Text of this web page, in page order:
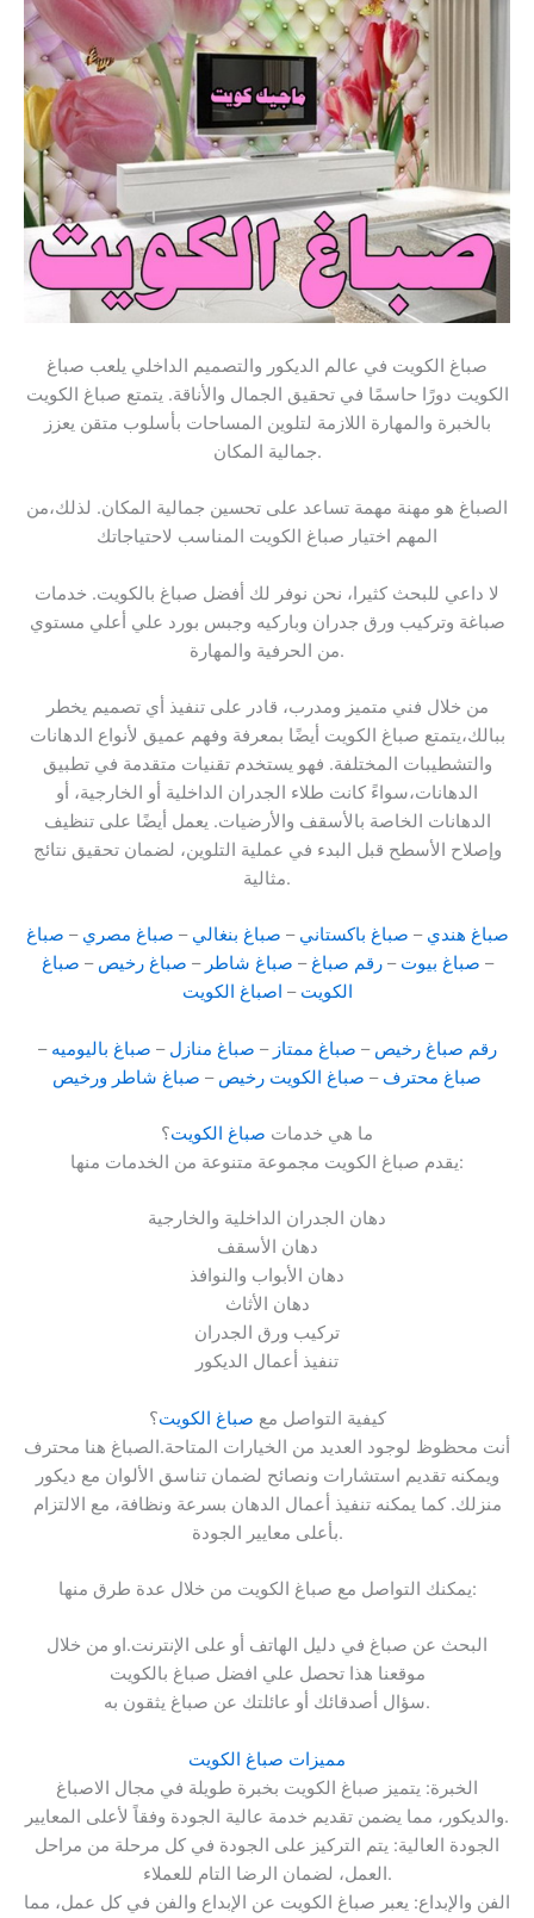
صباغ الكويت في عالم الديكور والتصميم الداخلي يلعب صباغ
الكويت دورًا حاسمًا في تحقيق الجمال والأناقة. يتمتع صباغ الكويت
بالخبرة والمهارة اللازمة لتلوين المساحات بأسلوب متقن يعزز
جمالية المكان.
الصباغ هو مهنة مهمة تساعد على تحسين جمالية المكان. لذلك،من
المهم اختيار صباغ الكويت المناسب لاحتياجاتك
لا داعي للبحث كثيرا، نحن نوفر لك أفضل صباغ بالكويت. خدمات
صباغة وتركيب ورق جدران وباركيه وجبس بورد علي أعلي مستوي
من الحرفية والمهارة.
من خلال فني متميز ومدرب، قادر على تنفيذ أي تصميم يخطر
ببالك،يتمتع صباغ الكويت أيضًا بمعرفة وفهم عميق لأنواع الدهانات
والتشطيبات المختلفة. فهو يستخدم تقنيات متقدمة في تطبيق
الدهانات،سواءً كانت طلاء الجدران الداخلية أو الخارجية، أو
الدهانات الخاصة بالأسقف والأرضيات. يعمل أيضًا على تنظيف
وإصلاح الأسطح قبل البدء في عملية التلوين، لضمان تحقيق نتائج
مثالية.
صباغ هندي – صباغ باكستاني – صباغ بنغالي – صباغ مصري – صباغ
– صباغ بيوت –رقم صباغ – صباغ شاطر – صباغ رخيص – صباغ
الكويت – اصباغ الكويت
رقم صباغ رخيص – صباغ ممتاز – صباغ منازل – صباغ باليوميه –
صباغ محترف – صباغ الكويت رخيص – صباغ شاطر ورخيص
ما هي خدمات صباغ الكويت؟
يقدم صباغ الكويت مجموعة متنوعة من الخدمات منها:
دهان الجدران الداخلية والخارجية
دهان الأسقف
دهان الأبواب والنوافذ
دهان الأثاث
تركيب ورق الجدران
تنفيذ أعمال الديكور
كيفية التواصل مع صباغ الكويت؟
أنت محظوظ لوجود العديد من الخيارات المتاحة.الصباغ هنا محترف
ويمكنه تقديم استشارات ونصائح لضمان تناسق الألوان مع ديكور
منزلك. كما يمكنه تنفيذ أعمال الدهان بسرعة ونظافة، مع الالتزام
بأعلى معايير الجودة.
يمكنك التواصل مع صباغ الكويت من خلال عدة طرق منها:
البحث عن صباغ في دليل الهاتف أو على الإنترنت.او من خلال
موقعنا هذا تحصل علي افضل صباغ بالكويت
سؤال أصدقائك أو عائلتك عن صباغ يثقون به.
مميزات صباغ الكويت
الخبرة: يتميز صباغ الكويت بخبرة طويلة في مجال الاصباغ
والديكور، مما يضمن تقديم خدمة عالية الجودة وفقاً لأعلى المعايير.
الجودة العالية: يتم التركيز على الجودة في كل مرحلة من مراحل
العمل، لضمان الرضا التام للعملاء.
الفن والإبداع: يعبر صباغ الكويت عن الإبداع والفن في كل عمل، مما